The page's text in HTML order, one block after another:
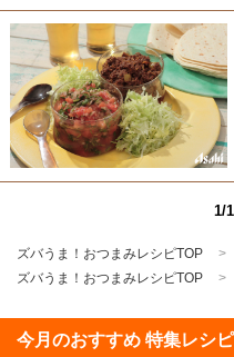
1/
ズバうま！おつまみレシピTOP
ズバうま！おつまみレシピTOP
今月のおすすめ 特集レシピ